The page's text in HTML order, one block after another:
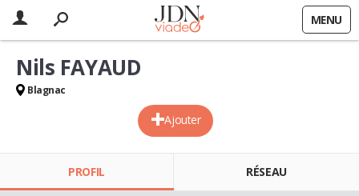
MENU
Ajouter
Nils FAYAUD
Blagnac
PROFIL RÉSEAU